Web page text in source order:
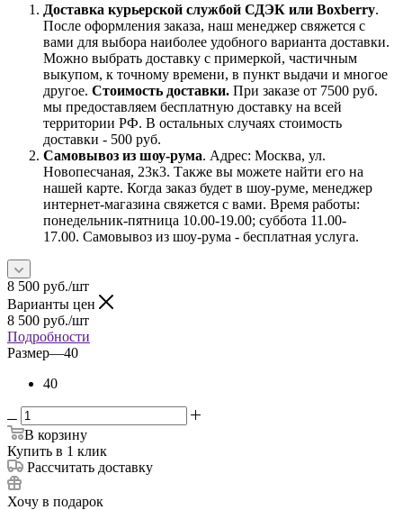
Доставка курьерской службой СДЭК или Boxberry.
После оформления заказа, наш менеджер свяжется с
вами для выбора наиболее удобного варианта доставки.
Можно выбрать доставку с примеркой, частичным
выкупом, к точному времени, в пункт выдачи и многое
другое. Стоимость доставки. При заказе от 7500 руб.
мы предоставляем бесплатную доставку на всей
территории РФ. В остальных случаях стоимость
доставки - 500 руб.
Самовывоз из шоу-рума. Адрес: Москва, ул.
Новопесчаная, 23к3. Также вы можете найти его на
нашей карте. Когда заказ будет в шоу-руме, менеджер
интернет-магазина свяжется с вами. Время работы:
понедельник-пятница 10.00-19.00; суббота 11.00-
17.00. Самовывоз из шоу-рума - бесплатная услуга.
8 500 руб./шт
Варианты цен
8 500 руб./шт
Подробности
Размер—40
40
В корзину
Купить в 1 клик
Рассчитать доставку
Хочу в подарок